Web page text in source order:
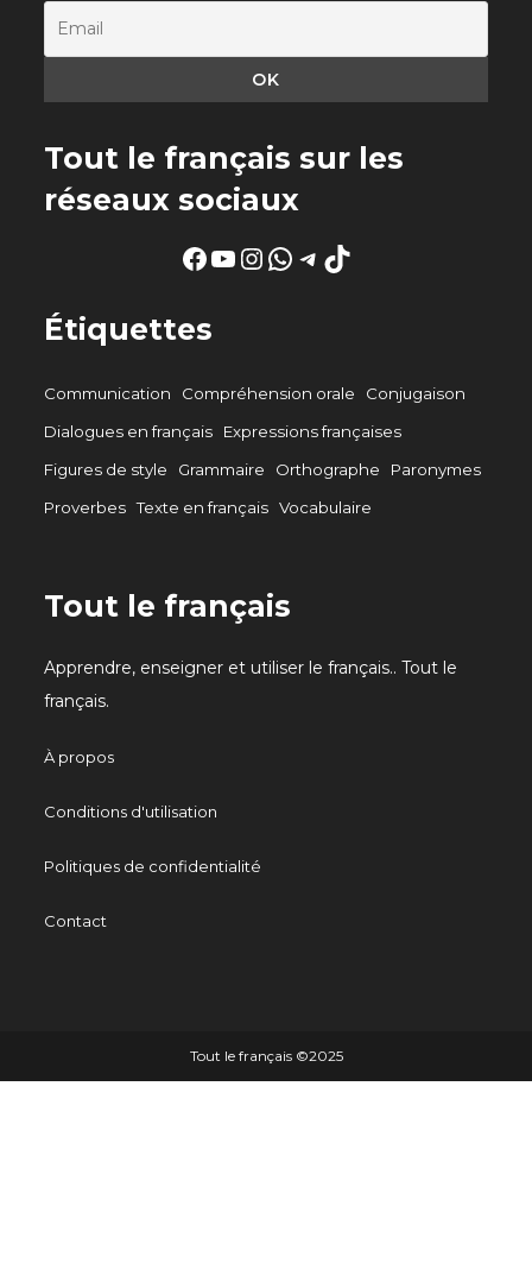
Tout le français sur les
réseaux sociaux
Facebook
YouTube
Instagram
WhatsApp
Telegram
TikTok
Étiquettes
Communication Compréhension orale
Conjugaison
Dialogues en français
Expressions françaises
Figures de style
Grammaire Orthographe
Paronymes
Proverbes Texte en français Vocabulaire
Tout le français
Apprendre, enseigner et utiliser le français.. Tout le
français.
À propos
Conditions d'utilisation
Politiques de confidentialité
Contact
Tout le français ©️2025